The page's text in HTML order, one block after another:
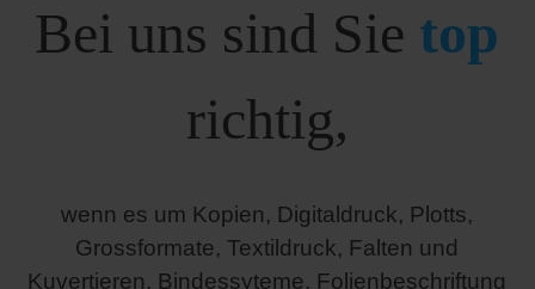
Bei uns sind Sie top
richtig,
wenn es um Kopien, Digitaldruck, Plotts,
Grossformate, Textildruck, Falten und
Kuvertieren, Bindessyteme, Folienbeschriftung